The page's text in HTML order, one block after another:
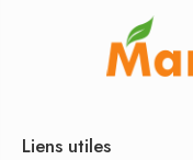
Liens utiles